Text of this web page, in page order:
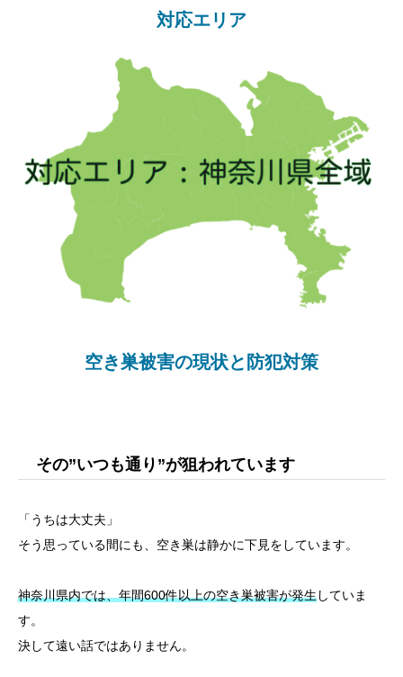
対応エリア
空き巣被害の現状と防犯対策
その”いつも通り”が狙われています
「うちは大丈夫」
そう思っている間にも、空き巣は静かに下見をしています。
神奈川県内では、年間600件以上の空き巣被害が発生していま
す。
決して遠い話ではありません。